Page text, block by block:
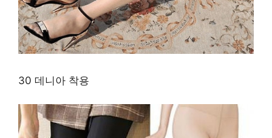
30 데니아 착용